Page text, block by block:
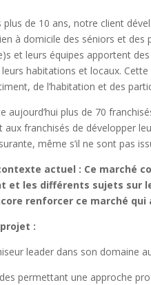
plus de 10 ans, notre client
à domicile des séniors et
et leurs équipes apportent
leurs habitations et locaux.
de l’habitation et des
aujourd’hui plus de 70
franchisés de développer
même s’il ne sont pas
actuel : Ce marché
et les différents sujets sur
renforcer ce marché
:
leader dans son domaine
permettant une approche